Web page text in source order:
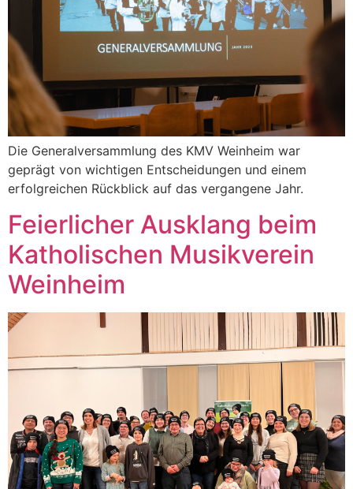
Die Generalversammlung des KMV Weinheim war
geprägt von wichtigen Entscheidungen und einem
erfolgreichen Rückblick auf das vergangene Jahr.
Feierlicher Ausklang beim
Katholischen Musikverein
Weinheim